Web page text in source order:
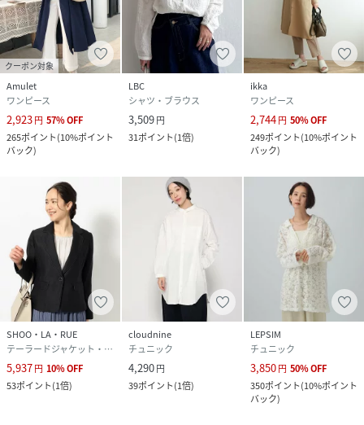
クーポン対象
Amulet
ワンピース
2,923円 57%OFF
265ポイント(10%ポイント
バック)
LBC
シャツ・ブラウス
3,509円
31ポイント(1倍)
ikka
ワンピース
2,744円 50%OFF
249ポイント(10%ポイント
バック)
SHOO・LA・RUE
テーラードジャケット・ブレザー
5,937円 10%OFF
53ポイント(1倍)
cloudnine
チュニック
4,290円
39ポイント(1倍)
LEPSIM
チュニック
3,850円 50%OFF
350ポイント(10%ポイント
バック)